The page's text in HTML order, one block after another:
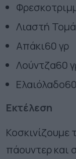
Λιαστή
Απάκι60 γρ
Λούντζα60
Ελαιόλαδο
Εκτέλεση
Κοσκινίζουμε
πάουντερ και